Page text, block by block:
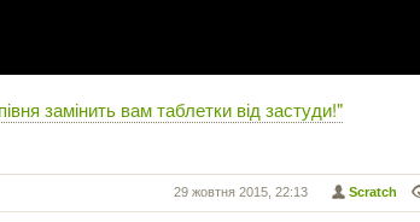
замінить вам таблетки від застуди!"
Scratch
29 жовтня 2015, 22:13